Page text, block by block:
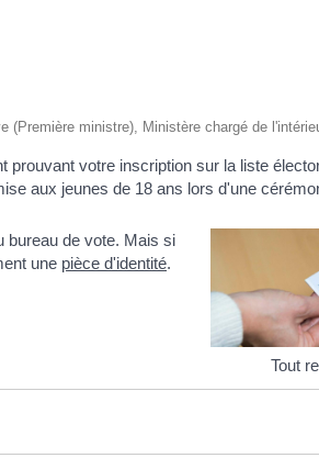
(Première ministre), Ministère chargé de
prouvant votre inscription sur la liste
aux jeunes de 18 ans lors d'une
bureau de vote. Mais si
une pièce d'identité.
Tout